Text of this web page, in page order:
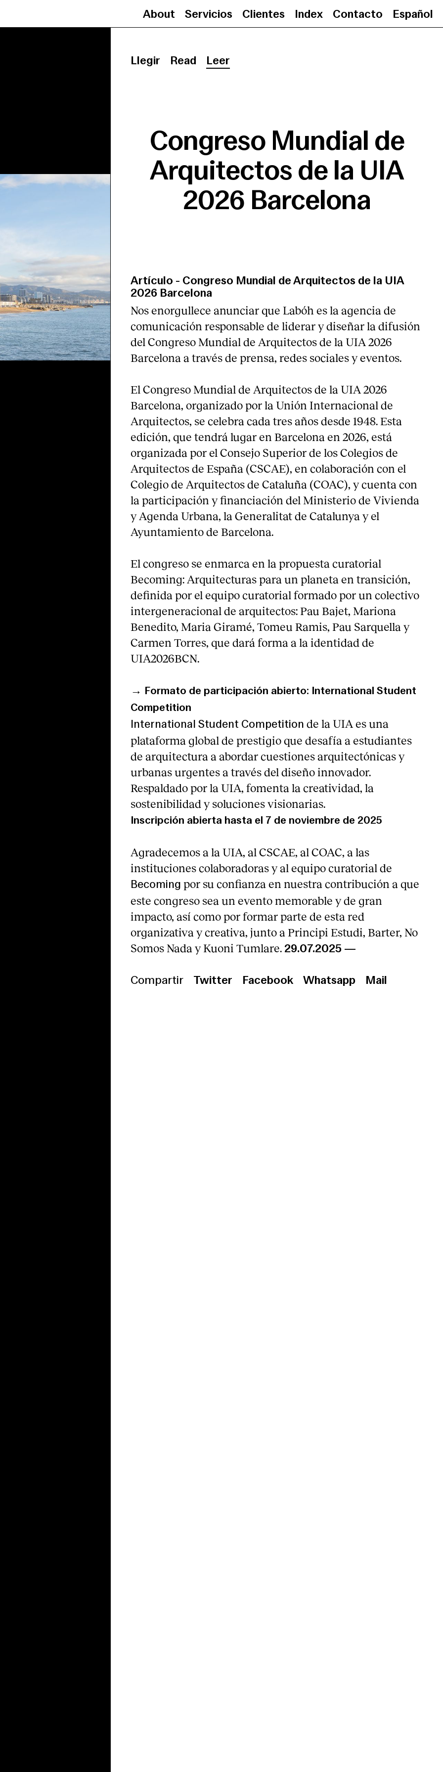
About Servicios Clientes Index Contacto Español
Llegir
Read Leer
Congreso Mundial de
Arquitectos de la UIA
2026 Barcelona
Artículo - Congreso Mundial de Arquitectos de la UIA
2026 Barcelona
Nos enorgullece anunciar que Labóh es la agencia de
comunicación responsable de liderar y diseñar la difusión
del Congreso Mundial de Arquitectos de la UIA 2026
Barcelona a través de prensa, redes sociales y eventos.
El Congreso Mundial de Arquitectos de la UIA 2026
Barcelona, organizado por la Unión Internacional de
Arquitectos, se celebra cada tres años desde 1948. Esta
edición, que tendrá lugar en Barcelona en 2026, está
organizada por el Consejo Superior de los Colegios de
Arquitectos de España (CSCAE), en colaboración con el
Colegio de Arquitectos de Cataluña (COAC), y cuenta con
la participación y financiación del Ministerio de Vivienda
y Agenda Urbana, la Generalitat de Catalunya y el
Ayuntamiento de Barcelona.
El congreso se enmarca en la propuesta curatorial
Becoming: Arquitecturas para un planeta en transición,
definida por el equipo curatorial formado por un colectivo
intergeneracional de arquitectos: Pau Bajet, Mariona
Benedito, Maria Giramé, Tomeu Ramis, Pau Sarquella y
Carmen Torres, que dará forma a la identidad de
UIA2026BCN.
→ Formato de participación abierto: International Student
Competition
International Student Competition de la UIA es una
plataforma global de prestigio que desafía a estudiantes
de arquitectura a abordar cuestiones arquitectónicas y
urbanas urgentes a través del diseño innovador.
Respaldado por la UIA, fomenta la creatividad, la
sostenibilidad y soluciones visionarias.
Inscripción abierta hasta el 7 de noviembre de 2025
Agradecemos a la UIA, al CSCAE, al COAC, a las
instituciones colaboradoras y al equipo curatorial de
Becoming por su confianza en nuestra contribución a que
este congreso sea un evento memorable y de gran
impacto, así como por formar parte de esta red
organizativa y creativa, junto a Principi Estudi, Barter, No
Somos Nada y Kuoni Tumlare. 29.07.2025 —
Compartir Twitter Facebook Whatsapp Mail